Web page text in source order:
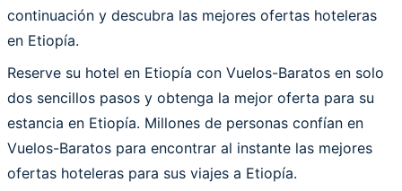
continuación y descubra las mejores ofertas hoteleras
en Etiopía.
Reserve su hotel en Etiopía con Vuelos-Baratos en solo
dos sencillos pasos y obtenga la mejor oferta para su
estancia en Etiopía. Millones de personas confían en
Vuelos-Baratos para encontrar al instante las mejores
ofertas hoteleras para sus viajes a Etiopía.